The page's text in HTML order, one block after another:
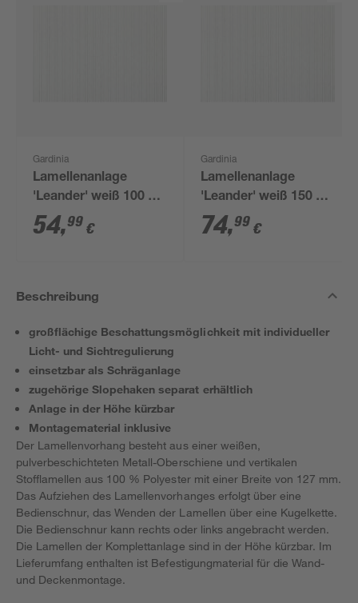
Gardinia
Lamellenanlage
'Leander' weiß 100 x
260 cm
54,99 €
Gardinia
Lamellenanlage
'Leander' weiß 150 x
260 cm
74,99 €
Beschreibung
großflächige Beschattungsmöglichkeit mit individueller
Licht- und Sichtregulierung
einsetzbar als Schräganlage
zugehörige Slopehaken separat erhältlich
Anlage in der Höhe kürzbar
Montagematerial inklusive
Der Lamellenvorhang besteht aus einer weißen,
pulverbeschichteten Metall-Oberschiene und vertikalen
Stofflamellen aus 100 % Polyester mit einer Breite von 127 mm.
Das Aufziehen des Lamellenvorhanges erfolgt über eine
Bedienschnur, das Wenden der Lamellen über eine Kugelkette.
Die Bedienschnur kann rechts oder links angebracht werden.
Die Lamellen der Komplettanlage sind in der Höhe kürzbar. Im
Lieferumfang enthalten ist Befestigungmaterial für die Wand-
und Deckenmontage.